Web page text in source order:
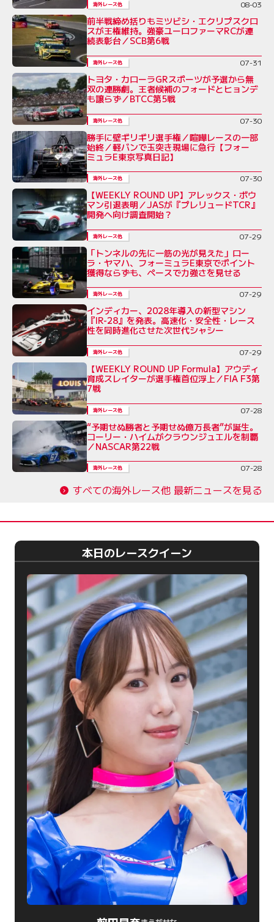
海外レース他 08-03
前半戦締め括りもミツビシ・エクリプスクロ
スが王権維持。強豪ユーロファーマRCが連
続表彰台／SCB第6戦
海外レース他 07-31
トヨタ・カローラGRスポーツが予選から無
双の連勝劇。王者候補のフォードとヒョンデ
も譲らず／BTCC第5戦
海外レース他 07-30
勝手に壁ギリギリ選手権／喧嘩レースの一部
始終／軽バンで玉突き現場に急行【フォー
ミュラE東京写真日記】
海外レース他 07-30
【WEEKLY ROUND UP】アレックス・ボウ
マン引退表明／JASが『プレリュードTCR』
開発へ向け調査開始？
海外レース他 07-29
「トンネルの先に一筋の光が見えた」ロー
ラ・ヤマハ、フォーミュラE東京でポイント
獲得ならずも、ペースで力強さを見せる
海外レース他 07-29
インディカー、2028年導入の新型マシン
『IR-28』を発表。高速化・安全性・レース
性を同時進化させた次世代シャシー
海外レース他 07-29
【WEEKLY ROUND UP Formula】アウディ
育成スレイターが選手権首位浮上／FIA F3第
7戦
海外レース他 07-28
“予期せぬ勝者と予期せぬ億万長者”が誕生。
コーリー・ハイムがクラウンジュエルを制覇
／NASCAR第22戦
海外レース他 07-28
すべての海外レース他 最新ニュースを見る
本日のレースクイーン